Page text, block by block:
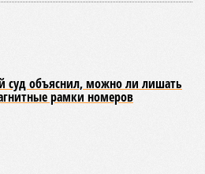
суд объяснил, можно ли лишать
рамки номеров